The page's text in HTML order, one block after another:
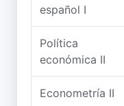
español I
Política
económica II
Econometría II